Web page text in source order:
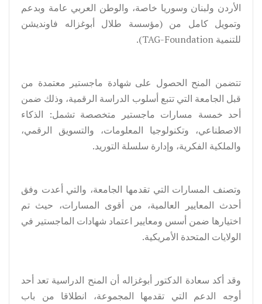
الأردن ولبنان وسوريا خاصة، والوطن العربي عامة وبدعم
وتمويل كامل من (مؤسسة طلال أبوغزاله فاونديشن
للتنمية TAG-Foundation).
تتضمن المنح الحصول على شهادة ماجستير معتمدة من
قبل الجامعة التي تتبع أسلوب الدراسة الرقمية، وذلك ضمن
أحد خمسة مسارات ماجستير متخصصة تشمل: الذكاء
الاصطناعي، وتكنولوجيا المعلومات، والتسويق الرقمي،
والملكية الفكرية، وإدارة سلسلة التوريد.
وتصنف المسارات التي تقدمها الجامعة، والتي أعدت وفق
أحدث المعايير العالمية، من أقوى المسارات، حيث تم
اختيارها ضمن أسس ومعايير اعتماد شهادات الماجستير في
الولايات المتحدة الأمريكية.
وقد أكد سعادة الدكتور أبوغزاله أن المنح الدراسية تعد أحد
أوجه الدعم التي تقدمها المجموعة، انطلاقا من باب